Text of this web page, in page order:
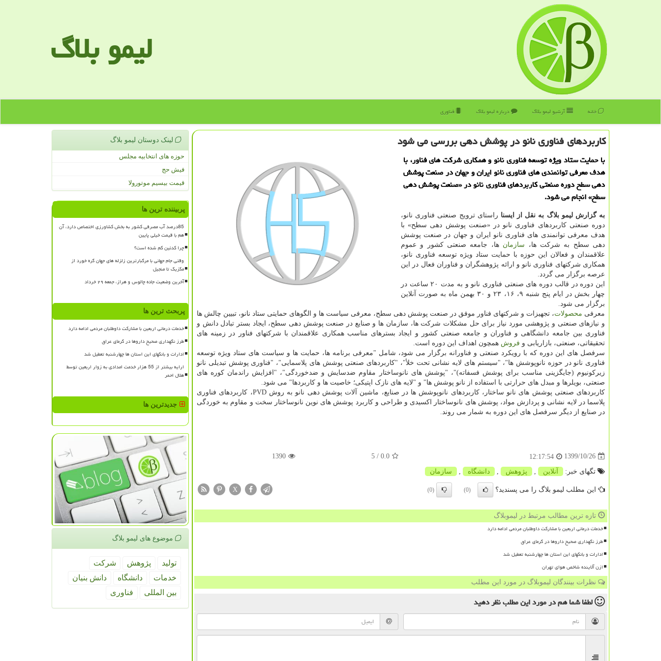
لیمو بلاگ
خانه آرشیو لیمو بلاگ درباره لیمو بلاگ فناوری
كاربردهای فناوری نانو در پوشش دهی بررسی می شود
با حمایت ستاد ویژه توسعه فناوری نانو و همکاری شرکت های فناور، با
هدف معرفی توانمندی های فناوری نانو ایران و جهان در صنعت پوشش
دهی سطح دوره صنعتی کاربردهای فناوری نانو در «صنعت پوشش دهی
سطح» انجام می شود.
به گزارش لیمو بلاگ به نقل از ایسنا راستای ترویج صنعتی فناوری نانو،
دوره صنعتی کاربردهای فناوری نانو در «صنعت پوشش دهی سطح» با
هدف معرفی توانمندی های فناوری نانو ایران و جهان در صنعت پوشش
دهی سطح به شرکت ها، سازمان ها، جامعه صنعتی کشور و عموم
علاقمندان و فعالان این حوزه با حمایت ستاد ویژه توسعه فناوری نانو،
همکاری شرکتهای فناوری نانو و ارائه پژوهشگران و فناوران فعال در این
عرصه برگزار می گردد.
این دوره در قالب دوره های صنعتی فناوری نانو و به مدت ۲۰ ساعت در
چهار بخش در ایام پنج شنبه ۹، ۱۶، ۲۳ و ۳۰ بهمن ماه به صورت آنلاین
برگزار می شود.
معرفی محصولات، تجهیزات و شرکتهای فناور موفق در صنعت پوشش دهی سطح، معرفی سیاست ها و الگوهای حمایتی ستاد نانو، تبیین چالش ها
و نیازهای صنعتی و پژوهشی مورد نیاز برای حل مشکلات شرکت ها، سازمان ها و صنایع در صنعت پوشش دهی سطح، ایجاد بستر تبادل دانش و
فناوری بین جامعه دانشگاهی و فناوران و جامعه صنعتی کشور و ایجاد بسترهای مناسب همکاری علاقمندان با شرکتهای فناور در زمینه های
تحقیقاتی، صنعتی، بازاریابی و فروش همچون اهداف این دوره است.
سرفصل های این دوره که با رویکرد صنعتی و فناورانه برگزار می شود، شامل "معرفی برنامه ها، حمایت ها و سیاست های ستاد ویژه توسعه
فناوری نانو در حوزه نانوپوشش ها"، "سیستم های لایه نشانی تحت خلأ"، "کاربردهای صنعتی پوشش های پلاسمایی"، "فناوری پوشش تبدیلی نانو
زیرکونیوم (جایگزینی مناسب برای پوشش فسفاته)"، "پوشش های نانوساختار مقاوم ضدسایش و ضدخوردگی"، "افزایش راندمان کوره های
صنعتی، بویلرها و مبدل های حرارتی با استفاده از نانو پوشش ها" و "لایه های نازک اپتیکی؛ خاصیت ها و کاربردها" می شود.
کاربردهای صنعتی پوشش های نانو ساختار، کاربردهای نانوپوشش ها در صنایع، ماشین آلات پوشش دهی نانو به روش PVD، کاربردهای فناوری
پلاسما در لایه نشانی و پردازش مواد، پوشش های نانوساختار اکسیدی و طراحی و کاربرد پوشش های نوین نانوساختار سخت و مقاوم به خوردگی
در صنایع از دیگر سرفصل های این دوره به شمار می روند.
1399/10/26
12:17:54
0.0
/ 5
1390
تگهای خبر: آنلاین پژوهش دانشگاه سازمان
این مطلب لیمو بلاگ را می پسندید؟ (0)
(0)
X
تازه ترین مطالب مرتبط در لیموبلاگ
خدمات درمانی اربعین با مشارکت داوطلبان مردمی ادامه دارد
طرز نگهداری صحیح داروها در گرمای عراق
ادارات و بانکهای این استان ها چهارشنبه تعطیل شد
ازن آلاینده شاخص هوای تهران
نظرات بینندگان لیموبلاگ در مورد این مطلب
لطفا شما همدر مورد این مطلبنظر دهید
لینک دوستان لیمو بلاگ
حوزه های انتخابیه مجلس
فیش حج
قیمت بیسیم موتورولا
پربیننده ترین ها
85درصد آب مصرفی کشور به بخش کشاورزی اختصاص دارد، آن
هم با قیمت خیلی پایین
چرا کدئین کم شده است؟
وقتی جام جهانی با مرگبارترین زلزله های جهان گره خورد از
مکزیک تا منجیل
آخرین وضعیت جاده چالوس و هراز، جمعه ۲۹ خرداد
پربحث ترین ها
خدمات درمانی اربعین با مشارکت داوطلبان مردمی ادامه دارد
طرز نگهداری صحیح داروها در گرمای عراق
ادارات و بانکهای این استان ها چهارشنبه تعطیل شد
ارایه بیشتر از 55 هزار خدمت امدادی به زوار اربعین توسط
هلال احمر
جدیدترین ها
موضوع های لیمو بلاگ
تولید پژوهش
شركت
خدمات
دانشگاه
دانش بنیان
بین المللی
فناوری